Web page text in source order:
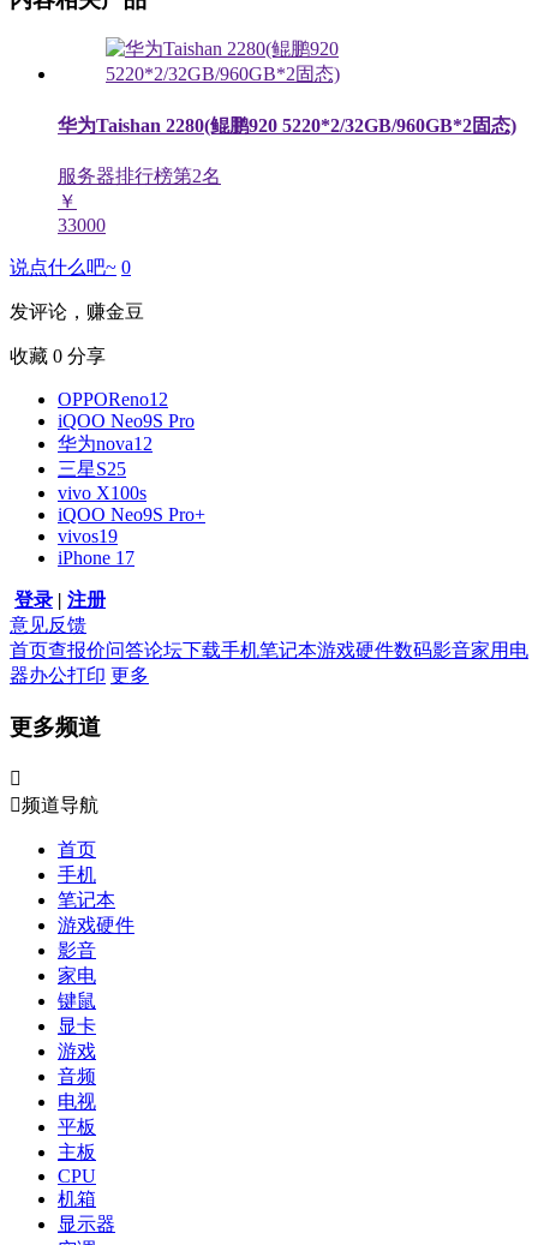
华为Taishan 2280(鲲鹏920 5220*2/32GB/960GB*2固态)
服务器排行榜第2名
￥
33000
说点什么吧~ 0
发评论，赚金豆
收藏 0 分享
OPPOReno12
iQOO Neo9S Pro
华为nova12
三星S25
vivo X100s
iQOO Neo9S Pro+
vivos19
iPhone 17
登录 | 注册
意见反馈
首页查报价问答论坛下载手机笔记本游戏硬件数码影音家用电
器办公打印 更多
更多频道

频道导航
首页
手机
笔记本
游戏硬件
影音
家电
键鼠
显卡
游戏
音频
电视
平板
主板
CPU
机箱
显示器